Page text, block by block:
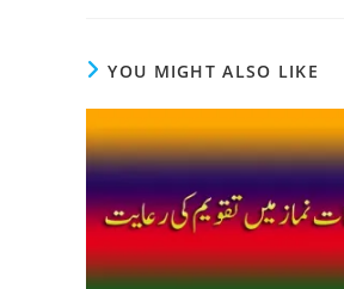
YOU MIGHT ALSO LIKE